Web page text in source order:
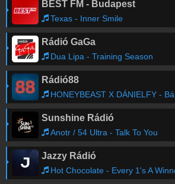
BEST FM - Budapest
Texas - Inner Smile
Rádió GaGa
Dua Lipa - Training Season
Rádió88
HONEYBEAST X DÁNIELFY -
Sunshine Rádió
Anotr / 54 Ultra - Talk To You
Jazzy Rádió
Hot Chocolate - Every 1's A